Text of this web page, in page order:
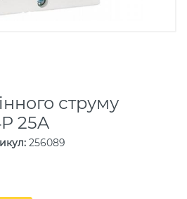
струму
25A
: 256089